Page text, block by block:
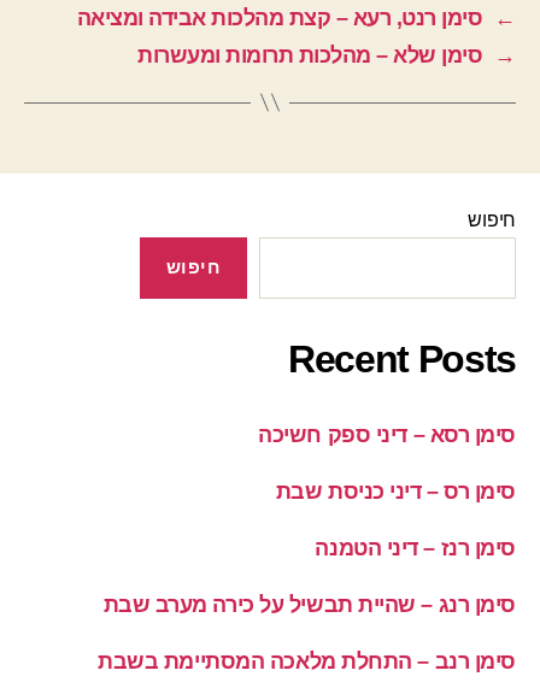
←
סימן רנט, רעא – קצת מהלכות אבידה ומציאה
→
סימן שלא – מהלכות תרומות ומעשרות
חיפוש
חיפוש
Recent Posts
סימן רסא – דיני ספק חשיכה
סימן רס – דיני כניסת שבת
סימן רנז – דיני הטמנה
סימן רנג – שהיית תבשיל על כירה מערב שבת
סימן רנב – התחלת מלאכה המסתיימת בשבת